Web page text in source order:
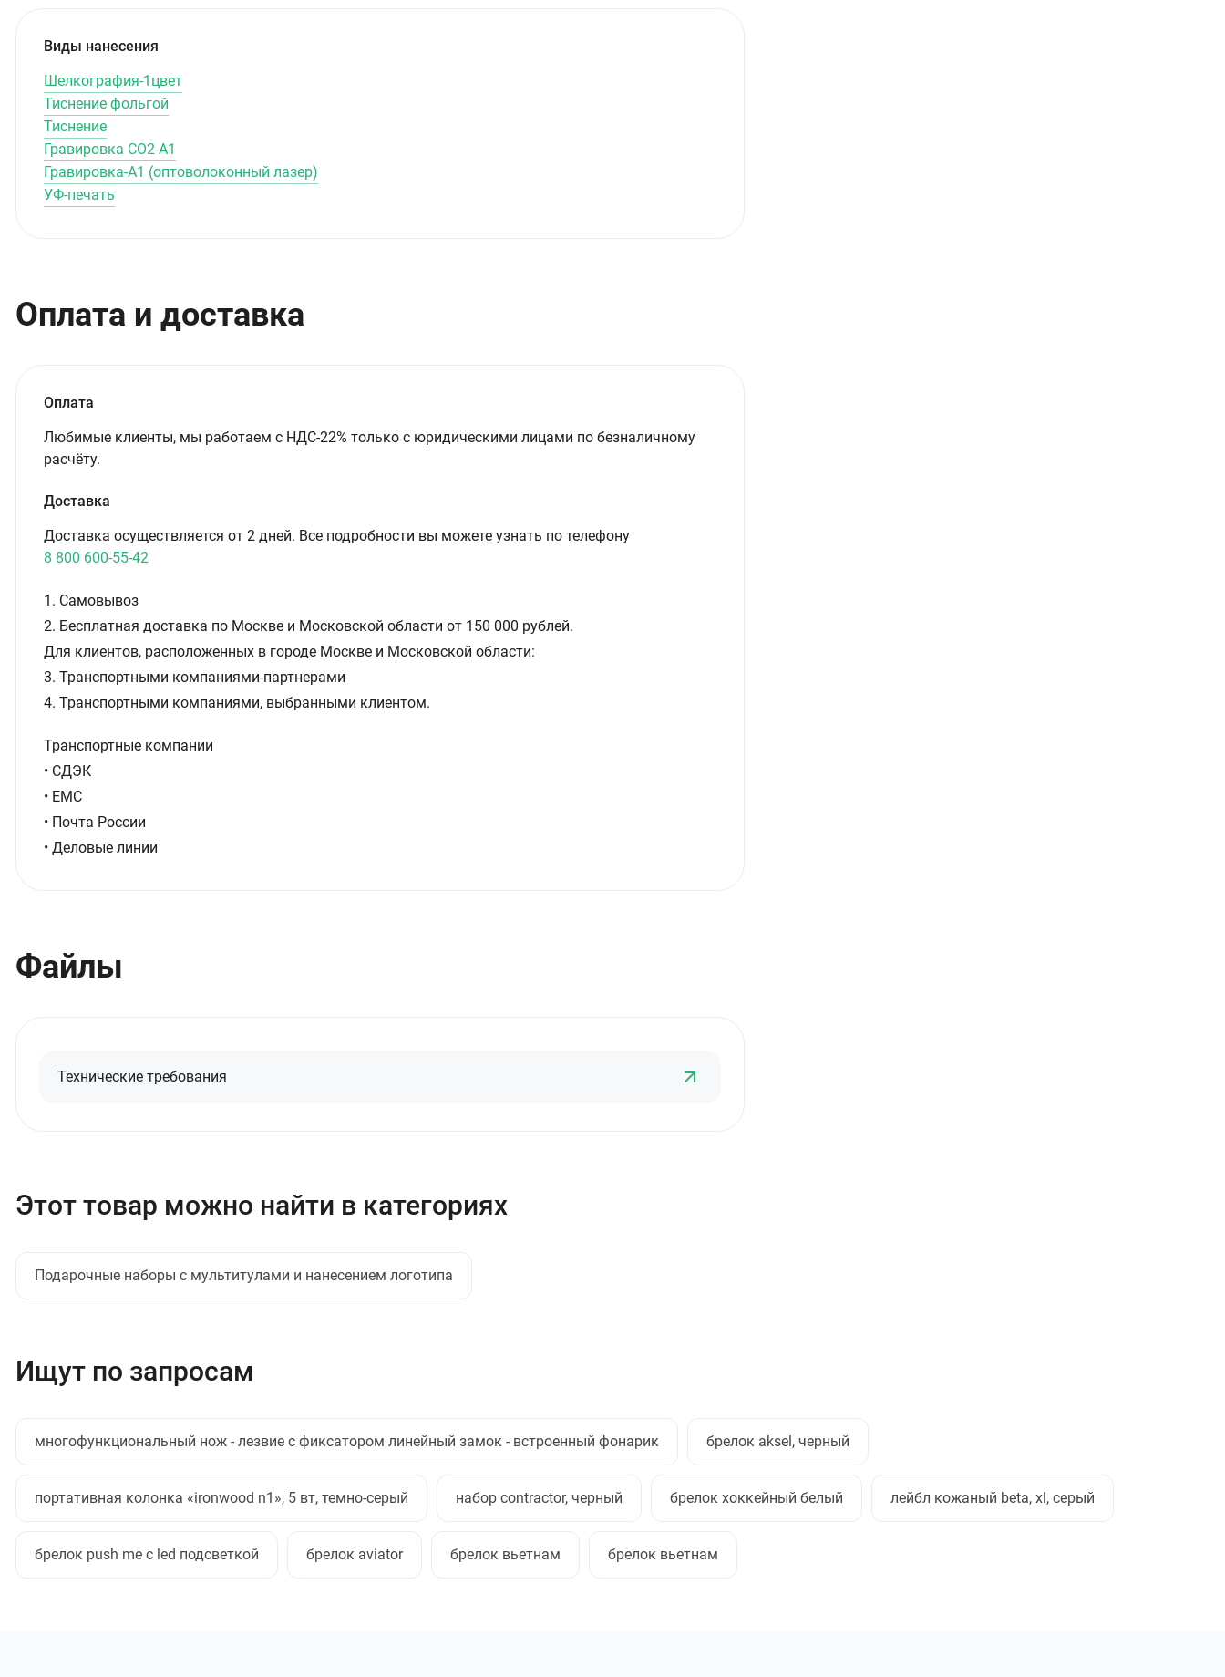
Виды нанесения
Шелкография-1цвет
Тиснение фольгой
Тиснение
Гравировка CO2-А1
Гравировка-А1 (оптоволоконный лазер)
УФ-печать
Оплата и доставка
Оплата
Любимые клиенты, мы работаем с НДС-22% только с юридическими лицами по безналичному
расчёту.
Доставка
Доставка осуществляется от 2 дней. Все подробности вы можете узнать по телефону
8 800 600-55-42
1. Самовывоз
2. Бесплатная доставка по Москве и Московской области от 150 000 рублей.
Для клиентов, расположенных в городе Москве и Московской области:
3. Транспортными компаниями-партнерами
4. Транспортными компаниями, выбранными клиентом.
Транспортные компании
• СДЭК
• ЕМС
• Почта России
• Деловые линии
Файлы
Технические требования
Этот товар можно найти в категориях
Подарочные наборы с мультитулами и нанесением логотипа
Ищут по запросам
многофункциональный нож - лезвие с фиксатором линейный замок - встроенный фонарик брелок aksel, черный
портативная колонка «ironwood n1», 5 вт, темно-серый набор contractor, черный брелок хоккейный белый лейбл кожаный beta, xl, серый
брелок push me с led подсветкой брелок aviator брелок вьетнам брелок вьетнам